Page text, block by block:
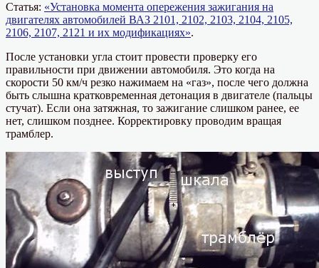
Статья: «Установка момента опережения зажигания на
двигателях автомобилей ВАЗ 2101, 2102, 2103, 2104, 2105,
2106, 2107, 2121 и их модификациях».
После установки угла стоит провести проверку его
правильности при движении автомобиля. Это когда на
скорости 50 км/ч резко нажимаем на «газ», после чего должна
быть слышна кратковременная детонация в двигателе (пальцы
стучат). Если она затяжная, то зажигание слишком ранее, ее
нет, слишком позднее. Корректировку проводим вращая
трамблер.